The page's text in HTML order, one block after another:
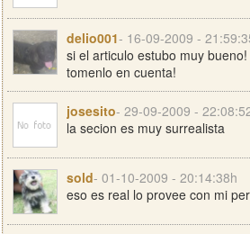
delio001- 16-09-2009 -
si el articulo estubo muy
tomenlo en cuenta!
josesito- 29-09-2009 -
la secion es muy surrealista
sold- 01-10-2009 - 20:14:38h
eso es real lo provee con mi